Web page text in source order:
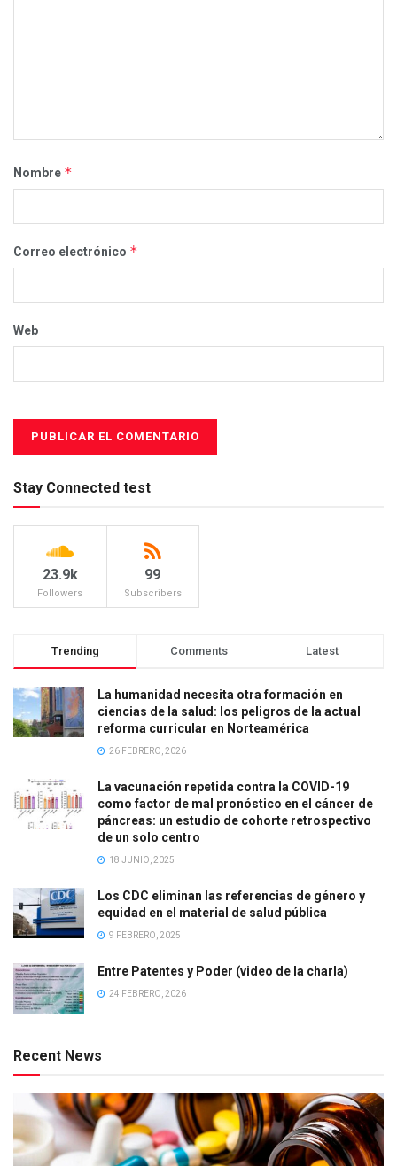
Nombre *
Correo electrónico *
Web
Stay Connected test
23.9k
Followers
99
Subscribers
Trending Comments Latest
La humanidad necesita otra formación en
ciencias de la salud: los peligros de la actual
reforma curricular en Norteamérica
26 FEBRERO, 2026
La vacunación repetida contra la COVID-19
como factor de mal pronóstico en el cáncer de
páncreas: un estudio de cohorte retrospectivo
de un solo centro
18 JUNIO, 2025
Los CDC eliminan las referencias de género y
equidad en el material de salud pública
9 FEBRERO, 2025
Entre Patentes y Poder (video de la charla)
24 FEBRERO, 2026
Recent News